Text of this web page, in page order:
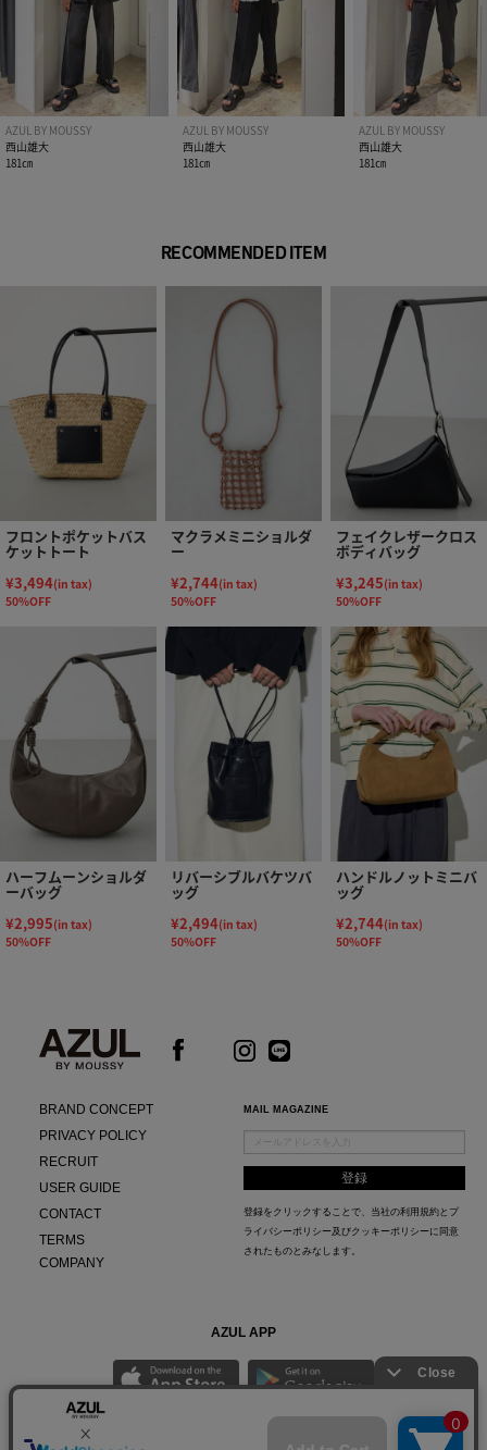
AZUL BY MOUSSY
西山雄大
181㎝
AZUL BY MOUSSY
西山雄大
181㎝
AZUL BY MOUSSY
西山雄大
181㎝
RECOMMENDED ITEM
フロントポケットバス
ケットトート
¥3,494(in tax)
50%OFF
マクラメミニショルダ
ー
¥2,744(in tax)
50%OFF
フェイクレザークロス
ボディバッグ
¥3,245(in tax)
50%OFF
ハーフムーンショルダ
ーバッグ
¥2,995(in tax)
50%OFF
リバーシブルバケツバ
ッグ
¥2,494(in tax)
50%OFF
ハンドルノットミニバ
ッグ
¥2,744(in tax)
50%OFF
BRAND CONCEPT
PRIVACY POLICY
RECRUIT
USER GUIDE
CONTACT
TERMS
COMPANY
MAIL MAGAZINE
登録をクリックすることで、当社の利用規約と プ
ライバシーポリシー及びクッキーポリシー に同意
されたものとみなします。
AZUL APP
最新ニュースやスタイリング紹介までAZUL BY MOUSSYのお得な情報がいち早くチェック